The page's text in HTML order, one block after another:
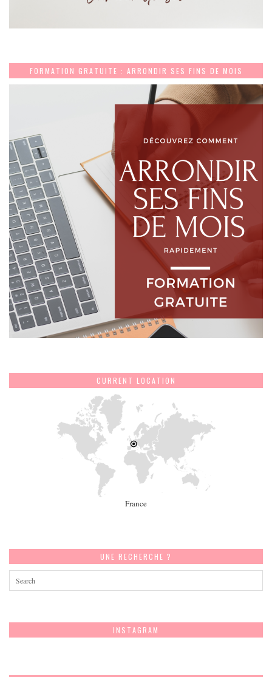
FORMATION GRATUITE : ARRONDIR SES FINS DE MOIS
CURRENT LOCATION
France
UNE RECHERCHE ?
INSTAGRAM